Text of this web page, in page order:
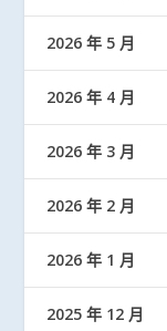
2026 年 5 月
2026 年 4 月
2026 年 3 月
2026 年 2 月
2026 年 1 月
2025 年 12 月